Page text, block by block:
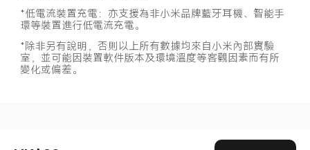
*低電流裝置充電：亦支援為非小米品牌藍牙耳機、智能手
環等裝置進行低電流充電。
*除非另有說明，否則以上所有數據均來自小米內部實驗
室，並可能因裝置軟件版本及環境溫度等客觀因素而有所
變化或偏差。